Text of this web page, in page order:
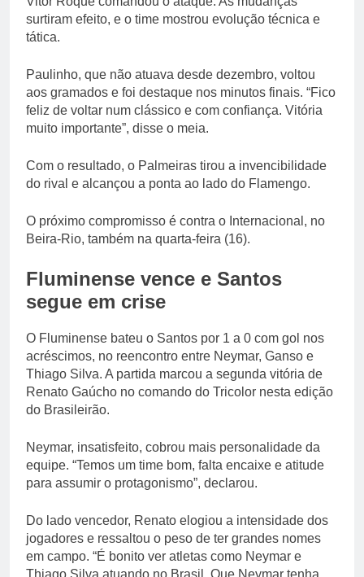
surtiram efeito, e o time mostrou evolução técnica e
tática.
Paulinho, que não atuava desde dezembro, voltou
aos gramados e foi destaque nos minutos finais. “Fico
feliz de voltar num clássico e com confiança. Vitória
muito importante”, disse o meia.
Com o resultado, o Palmeiras tirou a invencibilidade
do rival e alcançou a ponta ao lado do Flamengo.
O próximo compromisso é contra o Internacional, no
Beira-Rio, também na quarta-feira (16).
Fluminense vence e Santos
segue em crise
O Fluminense bateu o Santos por 1 a 0 com gol nos
acréscimos, no reencontro entre Neymar, Ganso e
Thiago Silva. A partida marcou a segunda vitória de
Renato Gaúcho no comando do Tricolor nesta edição
do Brasileirão.
Neymar, insatisfeito, cobrou mais personalidade da
equipe. “Temos um time bom, falta encaixe e atitude
para assumir o protagonismo”, declarou.
Do lado vencedor, Renato elogiou a intensidade dos
jogadores e ressaltou o peso de ter grandes nomes
em campo. “É bonito ver atletas como Neymar e
Thiago Silva atuando no Brasil. Que Neymar tenha